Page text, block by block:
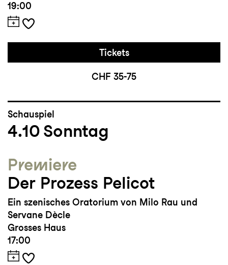
19:00
Tickets
CHF 35-75
Schauspiel
4.10 Sonntag
Premiere
Der Prozess Pelicot
Ein szenisches Oratorium von Milo Rau und
Servane Dècle
Grosses Haus
17:00